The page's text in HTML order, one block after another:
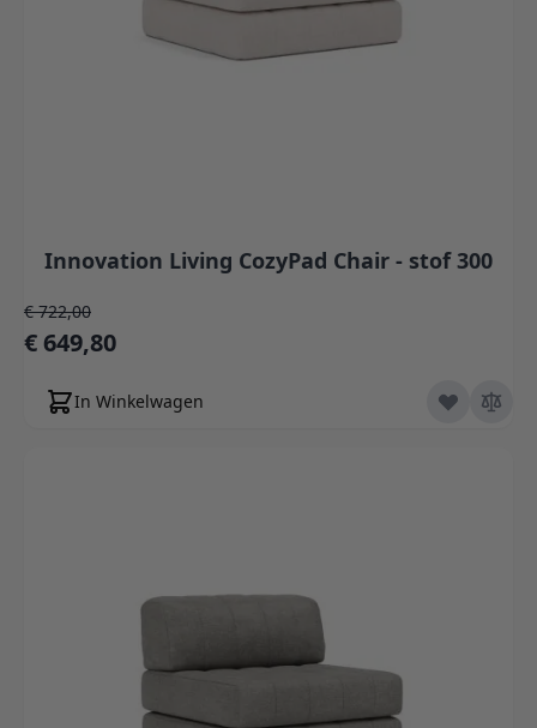
Innovation Living CozyPad Chair - stof 300
Speciale prijs
€ 649,80
Normale prijs
€ 722,00
In Winkelwagen